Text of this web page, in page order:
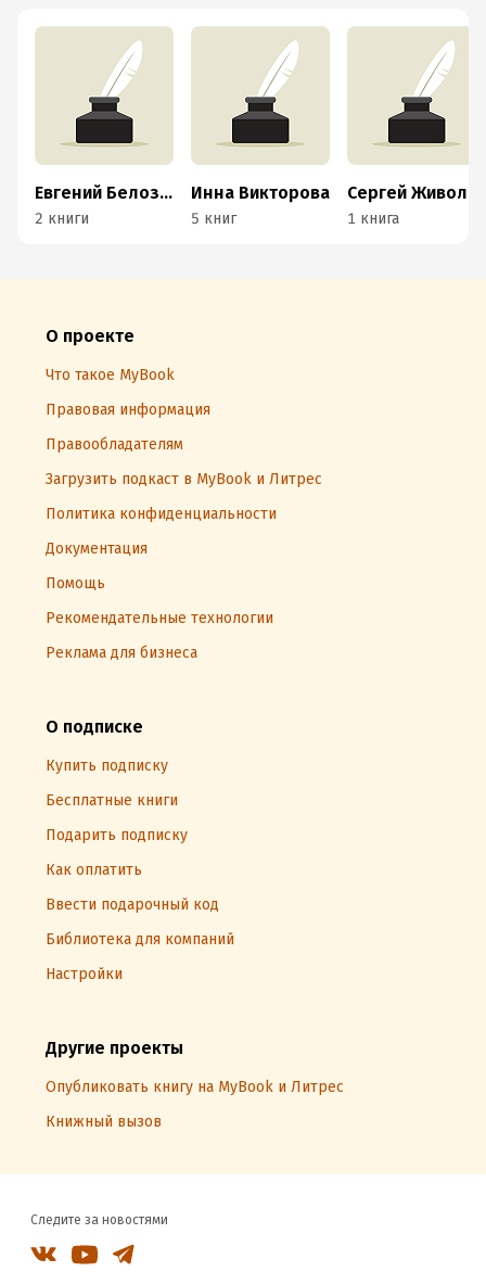
Евгений Белозеров
2 книги
Инна Викторова
5 книг 1 книга
О проекте
Что такое MyBook
Правовая информация
Правообладателям
Загрузить подкаст в MyBook и Литрес
Политика конфиденциальности
Документация
Помощь
Рекомендательные технологии
Реклама для бизнеса
О подписке
Купить подписку
Бесплатные книги
Подарить подписку
Как оплатить
Ввести подарочный код
Библиотека для компаний
Настройки
Другие проекты
Опубликовать книгу на MyBook и Литрес
Книжный вызов
Следите за новостями